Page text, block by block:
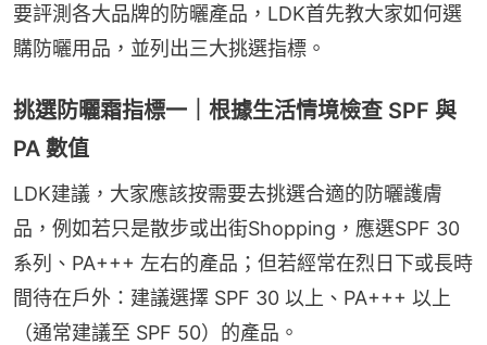
要評測各大品牌的防曬產品，LDK首先教大家如何選
購防曬用品，並列出三大挑選指標。
挑選防曬霜指標一｜根據生活情境檢查 SPF 與
PA 數值
LDK建議，大家應該按需要去挑選合適的防曬護膚
品，例如若只是散步或出街Shopping，應選SPF 30
系列、PA+++ 左右的產品；但若經常在烈日下或長時
間待在戶外：建議選擇 SPF 30 以上、PA+++ 以上
（通常建議至 SPF 50）的產品。